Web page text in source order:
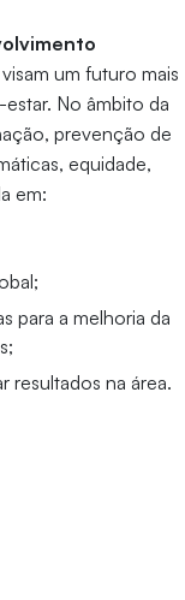
um futuro mais
No âmbito da
prevenção de
equidade,
em:
para a melhoria da
resultados na área.